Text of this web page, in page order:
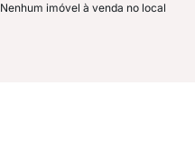
Nenhum imóvel à venda no local